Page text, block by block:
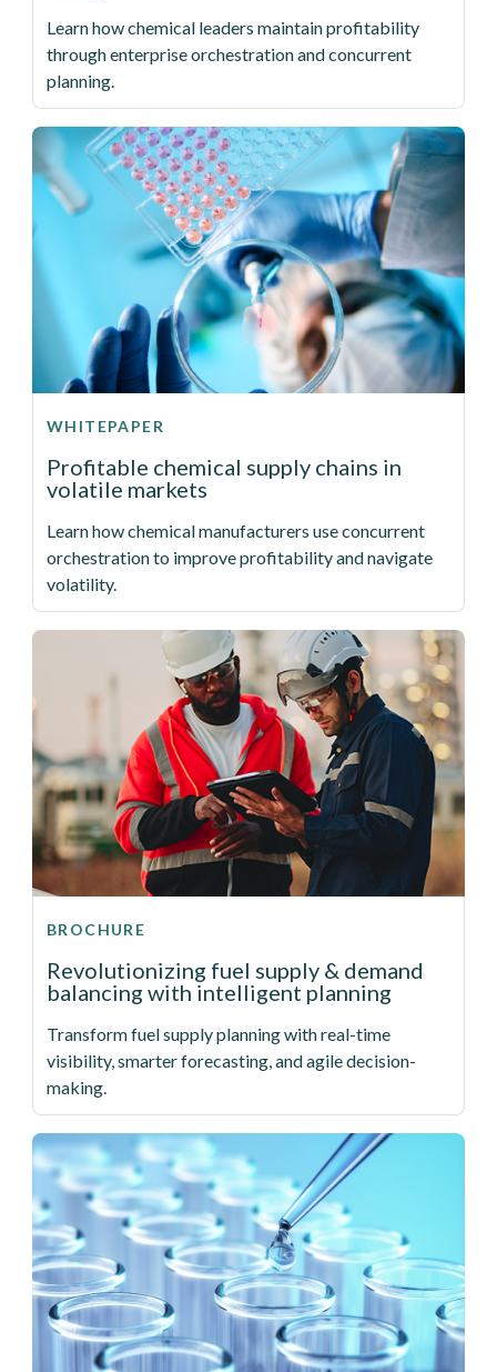
Learn how chemical leaders maintain profitability
through enterprise orchestration and concurrent
planning.
Profitable chemical supply chains in
volatile markets
Learn how chemical manufacturers use concurrent
orchestration to improve profitability and navigate
volatility.
WHITEPAPER
Revolutionizing fuel supply & demand
balancing with intelligent planning
Transform fuel supply planning with real-time
visibility, smarter forecasting, and agile decision-
making.
BROCHURE